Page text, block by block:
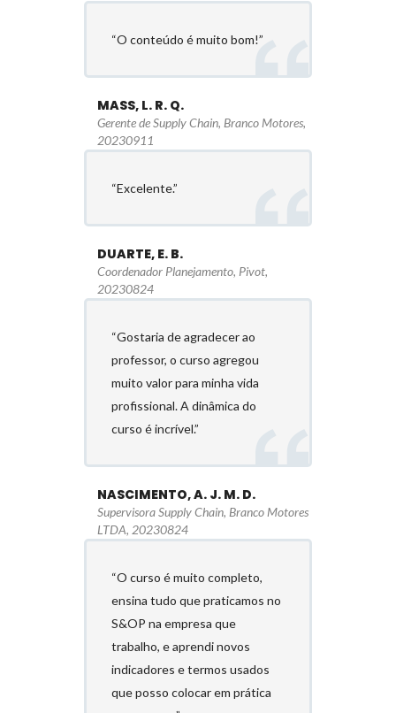
“O conteúdo é muito bom!”
MASS, L. R. Q.
Gerente de Supply Chain, Branco Motores,
20230911
“Excelente.”
DUARTE, E. B.
Coordenador Planejamento, Pivot,
20230824
“Gostaria de agradecer ao
professor, o curso agregou
muito valor para minha vida
profissional. A dinâmica do
curso é incrível.”
NASCIMENTO, A. J. M. D.
Supervisora Supply Chain, Branco Motores
LTDA, 20230824
“O curso é muito completo,
ensina tudo que praticamos no
S&OP na empresa que
trabalho, e aprendi novos
indicadores e termos usados
que posso colocar em prática